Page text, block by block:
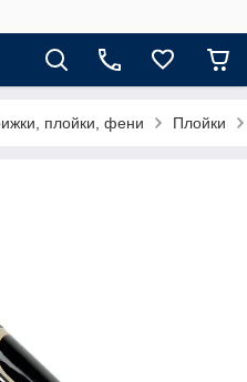
плойки, фени Плойки